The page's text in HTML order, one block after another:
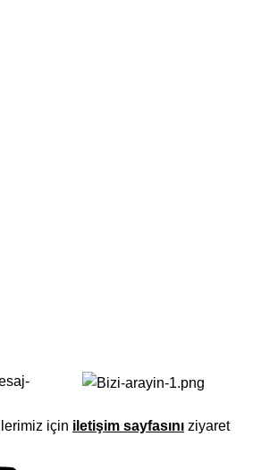
için iletişim sayfasını ziyaret